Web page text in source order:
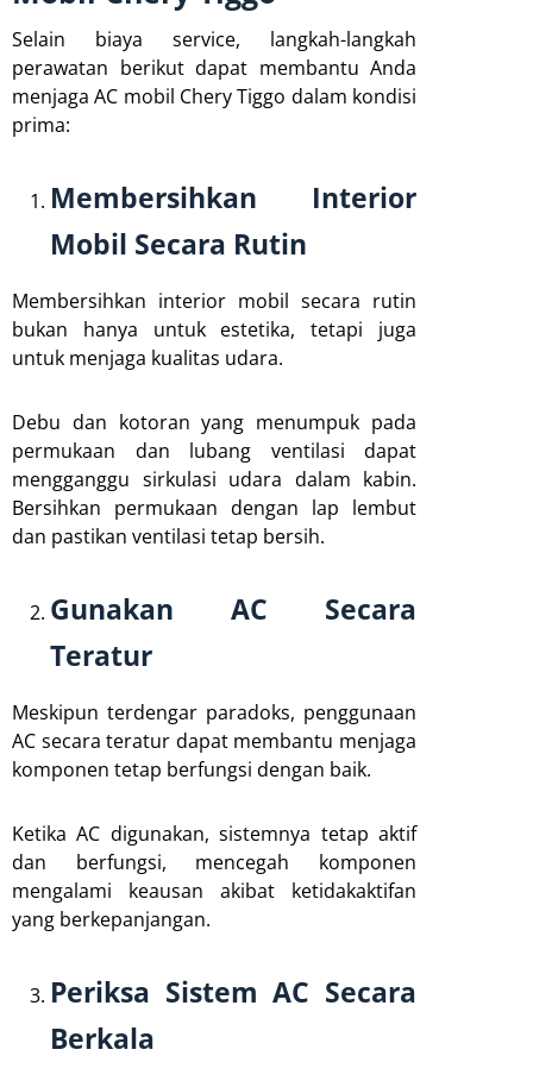
Selain biaya service, langkah-langkah
perawatan berikut dapat membantu Anda
menjaga AC mobil Chery Tiggo dalam kondisi
prima:
Membersihkan Interior
Mobil Secara Rutin
Membersihkan interior mobil secara rutin
bukan hanya untuk estetika, tetapi juga
untuk menjaga kualitas udara.
Debu dan kotoran yang menumpuk pada
permukaan dan lubang ventilasi dapat
mengganggu sirkulasi udara dalam kabin.
Bersihkan permukaan dengan lap lembut
dan pastikan ventilasi tetap bersih.
Gunakan AC Secara
Teratur
Meskipun terdengar paradoks, penggunaan
AC secara teratur dapat membantu menjaga
komponen tetap berfungsi dengan baik.
Ketika AC digunakan, sistemnya tetap aktif
dan berfungsi, mencegah komponen
mengalami keausan akibat ketidakaktifan
yang berkepanjangan.
Periksa Sistem AC Secara
Berkala